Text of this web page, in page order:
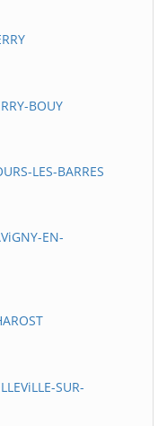
BOUY
LES-BARRES
EN-
SUR-